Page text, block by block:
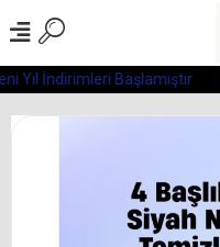
Yıl İndirimleri Başlamıştır